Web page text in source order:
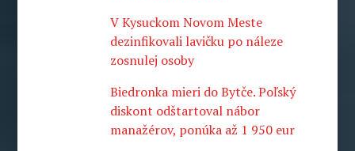
V Kysuckom Novom Meste
dezinfikovali lavičku po náleze
zosnulej osoby
Biedronka mieri do Bytče. Poľský
diskont odštartoval nábor
manažérov, ponúka až 1 950 eur